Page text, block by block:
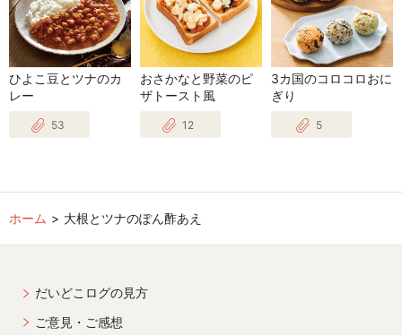
ひよこ豆とツナのカ
レー
53
おさかなと野菜のピ
ザトースト風
12
3カ国のコロコロおに
ぎり
5
ホーム 大根とツナのぽん酢あえ
だいどこログの見方
ご意見・ご感想